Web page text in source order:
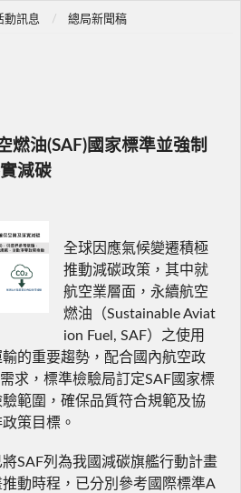
動訊息 總局新聞稿
燃油(SAF)國家標準並強制
減碳
全球因應氣候變遷積極
推動減碳政策，其中就
航空業層面，永續航空
燃油（Sustainable Aviat
ion Fuel, SAF）之使用
的重要趨勢，配合國內航空政
求，標準檢驗局訂定SAF國家標
範圍，確保品質符合規範及協
策目標。
SAF列為我國減碳旗艦行動計畫
動時程，已分別參考國際標準A